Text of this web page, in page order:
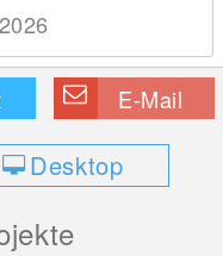
E-Mail
Desktop